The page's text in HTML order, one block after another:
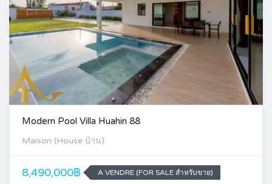
Modern Pool Villa Huahin 88
Maison (House บ้าน)
8,490,000฿ A VENDRE (FOR SALE สำหรับขาย)